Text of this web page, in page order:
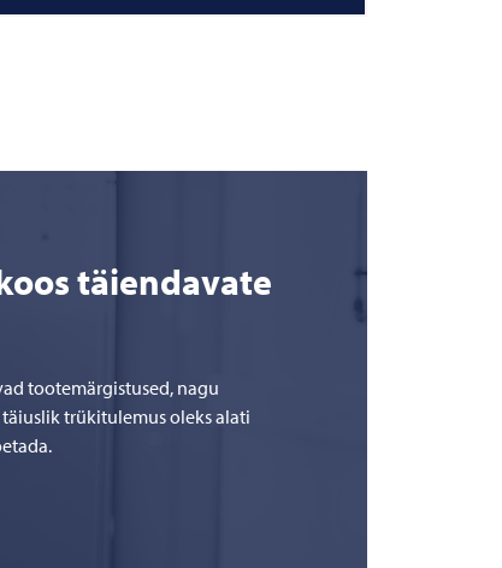
täiendavate
tootemärgistused, nagu
trükitulemus oleks alati